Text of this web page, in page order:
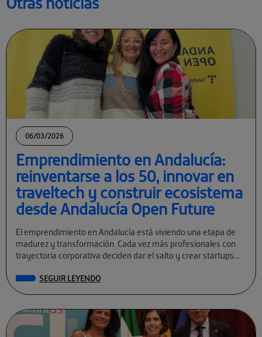
06/03/2026
Emprendimiento en Andalucía:
reinventarse a los 50, innovar en
traveltech y construir ecosistema
desde Andalucía Open Future
El emprendimiento en Andalucía está viviendo una etapa de
madurez y transformación. Cada vez más profesionales con
trayectoria corporativa deciden dar el salto y crear startups
SEGUIR LEYENDO